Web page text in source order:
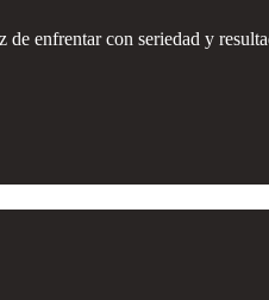
enfrentar con seriedad y